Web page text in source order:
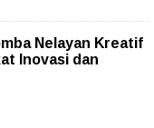
Nelayan Kreatif
Inovasi dan